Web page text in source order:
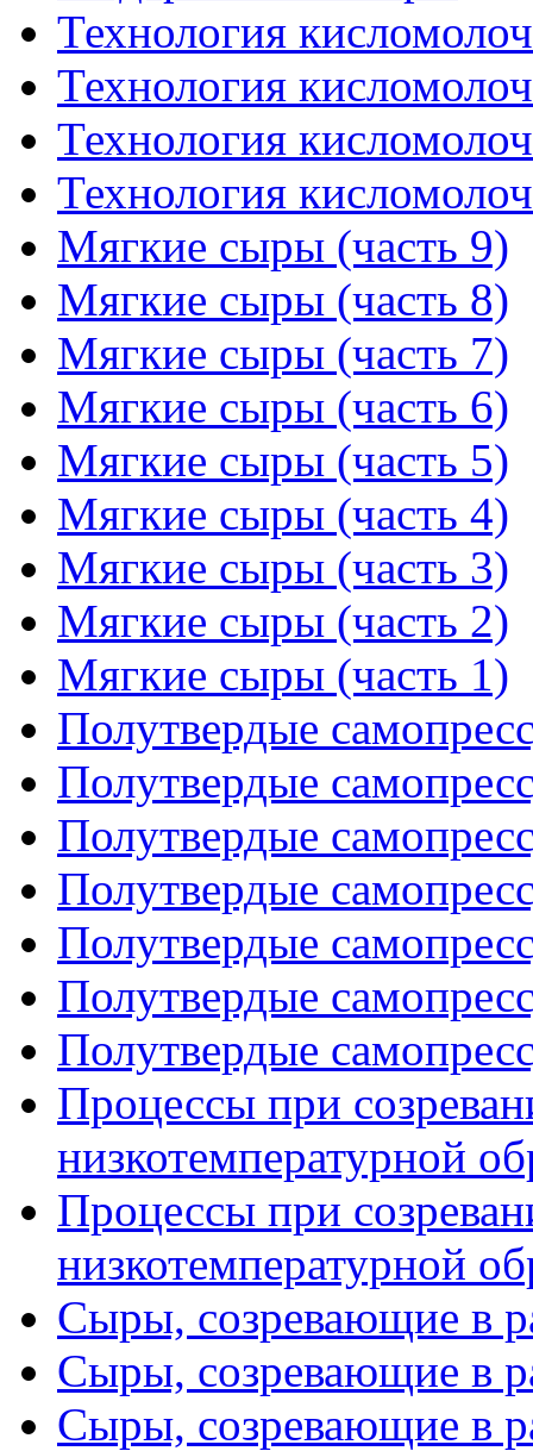
Технология
Технология
Технология
Технология
Мягкие сыры (часть 9)
Мягкие сыры (часть 8)
Мягкие сыры (часть 7)
Мягкие сыры (часть 6)
Мягкие сыры (часть 5)
Мягкие сыры (часть 4)
Мягкие сыры (часть 3)
Мягкие сыры (часть 2)
Мягкие сыры (часть 1)
Полутвердые
Полутвердые
Полутвердые
Полутвердые
Полутвердые
Полутвердые
Полутвердые
Процессы при
низкотемпературной
Процессы при
низкотемпературной
Сыры, созревающие в
Сыры, созревающие в
Сыры, созревающие в